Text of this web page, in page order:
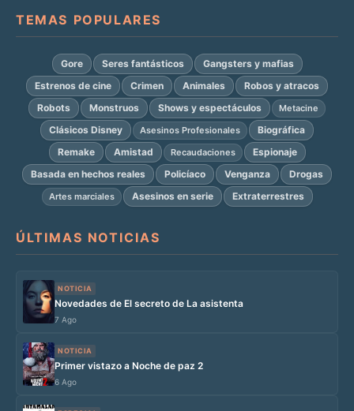
TEMAS POPULARES
Gore Seres fantásticos
Gangsters y mafias
Estrenos de cine
Crimen Animales
Robos y atracos
Robots
Monstruos Shows y espectáculos Metacine
Clásicos Disney Asesinos Profesionales
Biográfica
Remake
Amistad Recaudaciones
Espionaje
Basada en hechos reales
Policíaco Venganza Drogas
Artes marciales Asesinos en serie Extraterrestres
ÚLTIMAS NOTICIAS
NOTICIA
Novedades de El secreto de La asistenta
7 Ago
NOTICIA
Primer vistazo a Noche de paz 2
6 Ago